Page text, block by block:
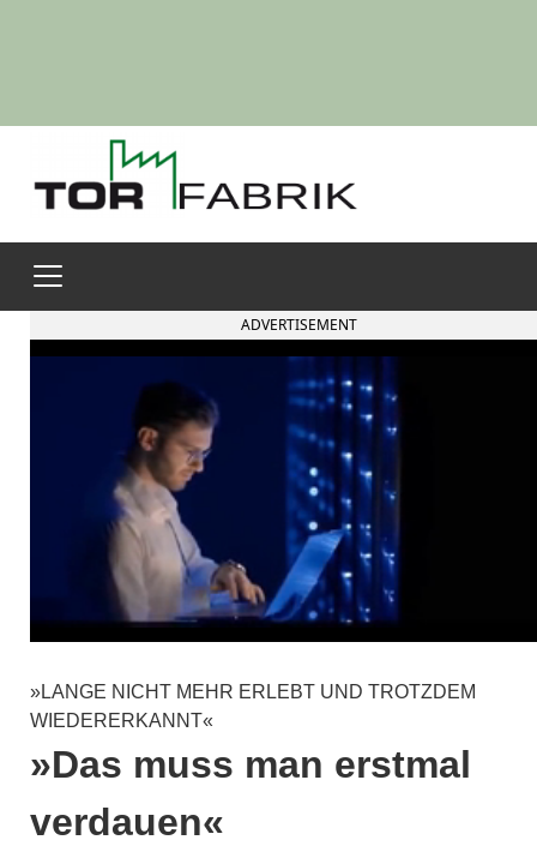
ADVERTISEMENT
»LANGE NICHT MEHR ERLEBT UND TROTZDEM
WIEDERERKANNT«
»Das muss man erstmal
verdauen«